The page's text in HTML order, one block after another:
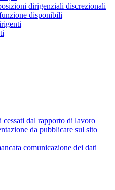
dirigenziali discrezionali
disponibili
cessati dal rapporto di lavoro
da pubblicare sul sito
comunicazione dei dati